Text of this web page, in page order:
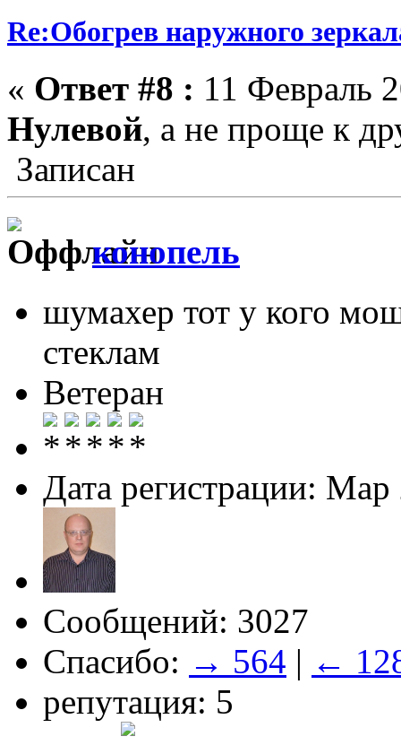
Re:Обогрев наружного
« Ответ #8 : 11 Февраль
Нулевой, а не проще к
Записан
конопель
шумахер тот у кого
стеклам
Ветеран
Дата регистрации: Мар
Сообщений: 3027
Спасибо: → 564 | ←
репутация: 5